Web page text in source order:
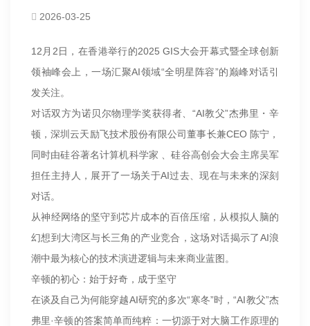
2026-03-25
12月2日，在香港举行的2025 GIS大会开幕式暨全球创新
领袖峰会上，一场汇聚AI领域“全明星阵容”的巅峰对话引
发关注。
对话双方为诺贝尔物理学奖获得者、“AI教父”杰弗里・辛
顿，深圳云天励飞技术股份有限公司董事长兼CEO 陈宁，
同时由硅谷著名计算机科学家 、硅谷高创会大会主席吴军
担任主持人，展开了一场关于AI过去、现在与未来的深刻
对话。
从神经网络的坚守到芯片成本的百倍压缩，从模拟人脑的
幻想到大湾区与长三角的产业竞合，这场对话揭示了AI浪
潮中最为核心的技术演进逻辑与未来商业蓝图。
辛顿的初心：始于好奇，成于坚守
在谈及自己为何能穿越AI研究的多次“寒冬”时，“AI教父”杰
弗里·辛顿的答案简单而纯粹：一切源于对大脑工作原理的